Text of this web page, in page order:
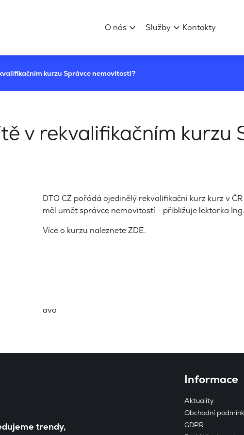
O nás Služby Kontakty
kurzu Správce nemovitostí?
v rekvalifikačním
DTO CZ pořádá ojedinělý rekvalifikační kurz kurz v
měl umět správce nemovitostí - přibližuje lektorka
Více o kurzu nalezneteZDE.
ava
trendy,
Informace
Aktuality
Obchodní
GDPR